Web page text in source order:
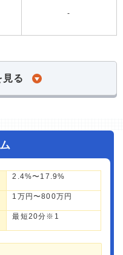
-
見る
2.4%〜17.9%
1万円〜800万円
最短20分※1